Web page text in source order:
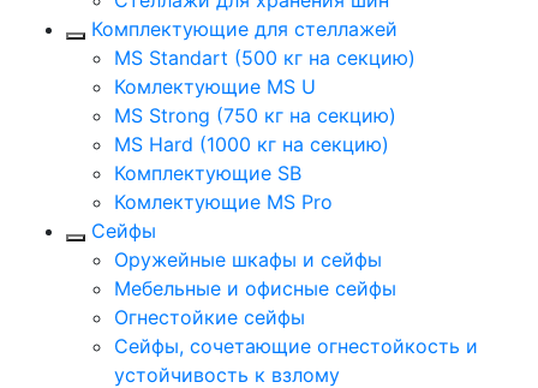
Комплектующие для стеллажей
MS Standart (500 кг на секцию)
Комлектующие MS U
MS Strong (750 кг на секцию)
MS Hard (1000 кг на секцию)
Комплектующие SB
Комлектующие MS Pro
Сейфы
Оружейные шкафы и сейфы
Мебельные и офисные сейфы
Огнестойкие сейфы
Сейфы, сочетающие огнестойкость и
устойчивость к взлому